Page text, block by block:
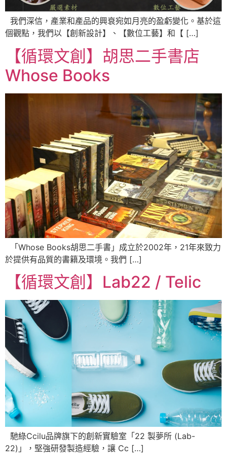
我們深信，產業和產品的興衰宛如月亮的盈虧變化。基於這
個觀點，我們以【創新設計】、【數位工藝】和【 […]
【循環文創】胡思二手書店
Whose Books
「Whose Books胡思二手書」成立於2002年，21年來致力
於提供有品質的書籍及環境。我們 […]
【循環文創】Lab22 / Telic
馳綠Ccilu品牌旗下的創新實驗室「22 製夢所 (Lab-
22)」，堅強研發製造經驗，讓 Cc […]